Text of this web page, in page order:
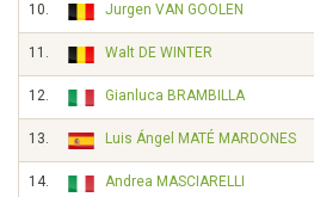
10. Jurgen VAN GOOLEN
11. Walt DE WINTER
12. Gianluca BRAMBILLA
13. Luis Ángel MATÉ MARDONES
14. Andrea MASCIARELLI